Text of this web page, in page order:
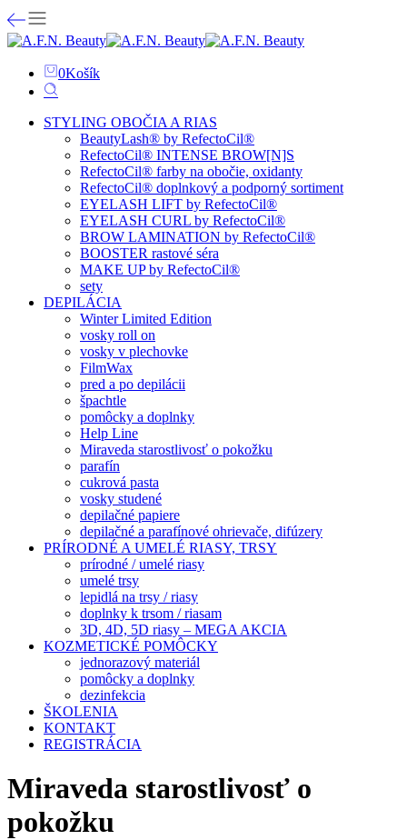
0Košík
STYLING OBOČIA A RIAS
BeautyLash® by RefectoCil®
RefectoCil® INTENSE BROW[N]S
RefectoCil® farby na obočie, oxidanty
RefectoCil® doplnkový a podporný sortiment
EYELASH LIFT by RefectoCil®
EYELASH CURL by RefectoCil®
BROW LAMINATION by RefectoCil®
BOOSTER rastové séra
MAKE UP by RefectoCil®
sety
DEPILÁCIA
Winter Limited Edition
vosky roll on
vosky v plechovke
FilmWax
pred a po depilácii
špachtle
pomôcky a doplnky
Help Line
Miraveda starostlivosť o pokožku
parafín
cukrová pasta
vosky studené
depilačné papiere
depilačné a parafínové ohrievače, difúzery
PRÍRODNÉ A UMELÉ RIASY, TRSY
prírodné / umelé riasy
umelé trsy
lepidlá na trsy / riasy
doplnky k trsom / riasam
3D, 4D, 5D riasy – MEGA AKCIA
KOZMETICKÉ POMÔCKY
jednorazový materiál
pomôcky a doplnky
dezinfekcia
ŠKOLENIA
KONTAKT
REGISTRÁCIA
Miraveda starostlivosť o
pokožku